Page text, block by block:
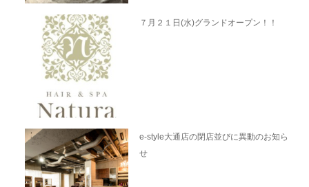
７月２１日(水)グランドオープン！！
e-style大通店の閉店並びに異動のお知ら
せ